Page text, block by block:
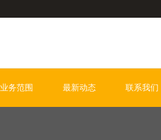
业务范围 最新动态 联系我们